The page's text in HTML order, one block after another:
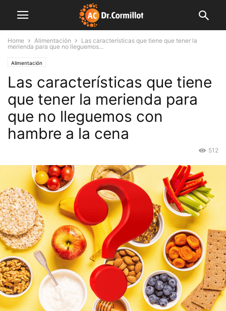
Home Alimentación
Las características que tiene que tener la
merienda para que no lleguemos...
Alimentación
Las características que tiene
que tener la merienda para
que no lleguemos con
hambre a la cena
512